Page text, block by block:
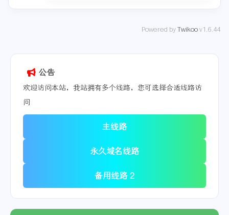
Powered by Twikoo v1.6.44
公告
欢迎访问本站，我站拥有多个线路，您可选择合适线路访
问
主线路
永久域名线路
备用线路 2